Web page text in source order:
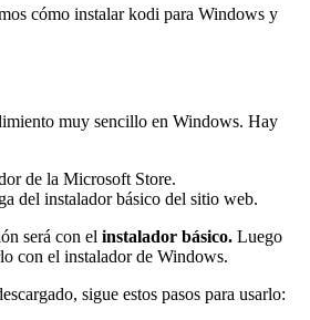
cómo instalar kodi para Windows y
muy sencillo en Windows. Hay
de la Microsoft Store.
del instalador básico del sitio web.
será con el instalador básico. Luego
con el instalador de Windows.
sigue estos pasos para usarlo: